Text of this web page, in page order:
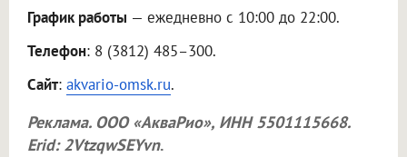
График работы — ежедневно с 10:00 до 22:00.
Телефон: 8 (3812) 485–300.
Сайт: akvario-omsk.ru.
Реклама. ООО «АкваРио», ИНН 5501115668.
Erid: 2VtzqwSEYvn.